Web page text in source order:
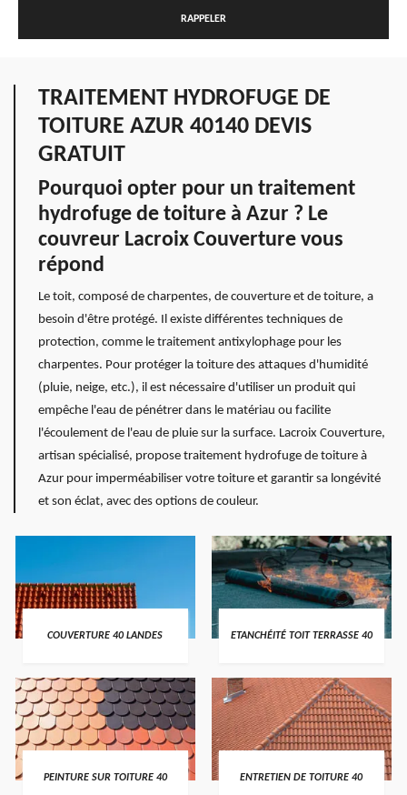
TRAITEMENT HYDROFUGE DE
TOITURE AZUR 40140 DEVIS
GRATUIT
Pourquoi opter pour un traitement
hydrofuge de toiture à Azur ? Le
couvreur Lacroix Couverture vous
répond
Le toit, composé de charpentes, de couverture et de toiture, a
besoin d'être protégé. Il existe différentes techniques de
protection, comme le traitement antixylophage pour les
charpentes. Pour protéger la toiture des attaques d'humidité
(pluie, neige, etc.), il est nécessaire d'utiliser un produit qui
empêche l'eau de pénétrer dans le matériau ou facilite
l'écoulement de l'eau de pluie sur la surface. Lacroix Couverture,
artisan spécialisé, propose traitement hydrofuge de toiture à
Azur pour imperméabiliser votre toiture et garantir sa longévité
et son éclat, avec des options de couleur.
COUVERTURE 40 LANDES ETANCHÉITÉ TOIT TERRASSE 40
PEINTURE SUR TOITURE 40 ENTRETIEN DE TOITURE 40